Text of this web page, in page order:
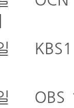
KBS1
OBS